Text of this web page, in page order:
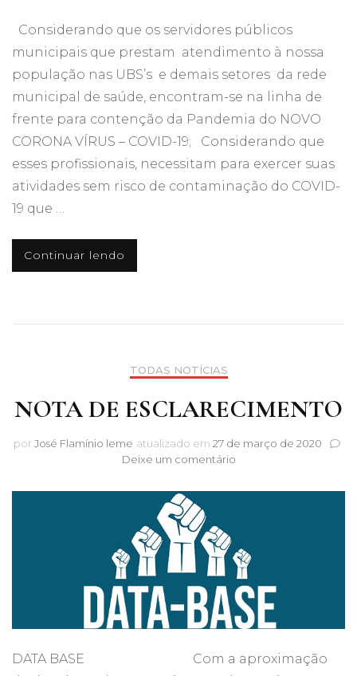
Considerando que os servidores públicos
municipais que prestam atendimento à nossa
população nas UBS’s e demais setores da rede
municipal de saúde, encontram-se na linha de
frente para contenção da Pandemia do NOVO
CORONA VÍRUS – COVID-19; Considerando que
esses profissionais, necessitam para exercer suas
atividades sem risco de contaminação do COVID-
19 que …
Continuar lendo
TODAS NOTÍCIAS
NOTA DE ESCLARECIMENTO
por José Flamínio leme atualizado em 27 de março de 2020
Deixe um comentárioem
DE
DATA BASE Com a aproximação